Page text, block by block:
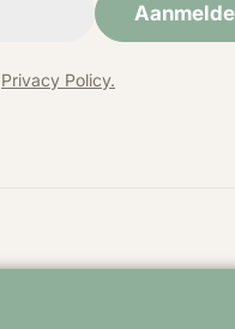
Privacy Policy.